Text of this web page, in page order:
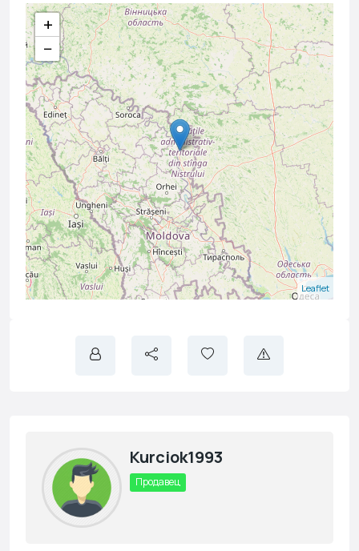
+
−
Leaflet
Kurciok1993
Продавец